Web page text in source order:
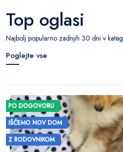
življenju.
Top oglasi
Najbolj popularno zadnjih 30 dni v
Poglejte vse
PO DOGOVORU
IŠČEMO NOV DOM
Z RODOVNIKOM